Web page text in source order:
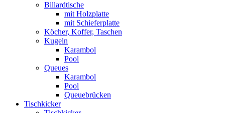
Billardtische
mit Holzplatte
mit Schieferplatte
Köcher, Koffer, Taschen
Kugeln
Karambol
Pool
Queues
Karambol
Pool
Queuebrücken
Tischkicker